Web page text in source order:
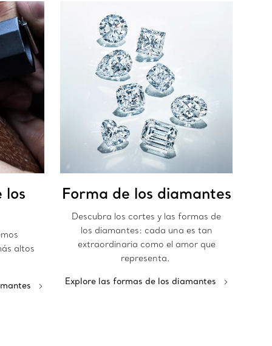
los
altos
Forma de los diamantes
Descubra los cortes y las formas de
los diamantes: cada una es tan
extraordinaria como el amor que
representa.
Explore las formas de los diamantes